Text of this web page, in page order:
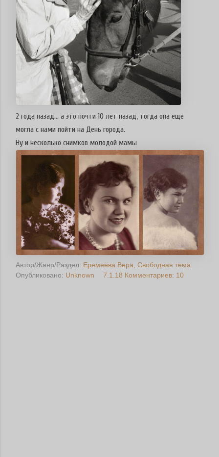
2 года назад... а это почти 10 лет назад, тогда она еще
могла с нами пойти на День города.
Ну и несколько снимков молодой мамы
Автор/Жанр/Раздел: Еремеева Вера Свободная тема
Опубликовано: Unknown 7.1.18 Комментариев: 10